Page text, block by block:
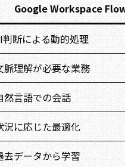
Google Workspace
判断による動的処理
脈理解が必要な業務
然言語での会話
況に応じた最適化
去データから学習